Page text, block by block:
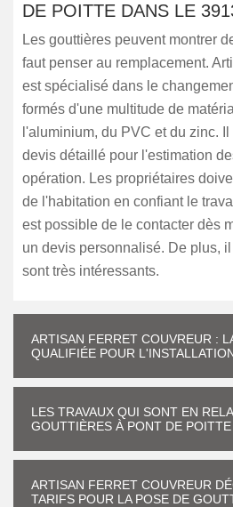
DE POITTE DANS LE
Les gouttières peuvent montrer
faut penser au remplacement.
est spécialisé dans le
formés d'une multitude de
l'aluminium, du PVC et du zinc.
devis détaillé pour l'estimation
opération. Les propriétaires
de l'habitation en confiant le
est possible de le contacter dès
un devis personnalisé. De plus,
sont très intéressants.
ARTISAN FERRET COUVREUR :
QUALIFIÉE POUR
LES TRAVAUX QUI SONT EN
GOUTTIÈRES À PONT DE POITTE
ARTISAN FERRET COUVREUR
TARIFS POUR LA POSE DE